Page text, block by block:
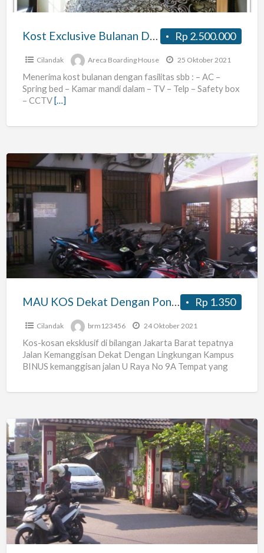
Jakarta
Rp 2.500.000
Kost Exclusive Bulanan Di Pondok Labu Jakarta Selatan
Cilandak Areca Boarding House 25 Oktober 2021
Menerima kost bulanan dengan fasilitas sbb : – AC –
Spring bed – Kamar mandi dalam – TV – Telp – Safety box
– CCTV […]
MAU
KOS
Dekat
Dengan
Pondok
Indah
Mal
Dwijaya
Radio
Dalam
Rp 1.350
MAU KOS Dekat Dengan Pondok Indah Mal Hanya Dil Kos Dwijaya 4 Radio Dalam
Cilandak brm123456 24 Oktober 2021
Kos-kosan eksklusif di bilangan Jakarta Barat tepatnya
Jalan Kemanggisan Dekat Dengan Lingkungan Kampus
BINUS kemanggisan jalan U Raya No 9A Tempat yang
MAU
KOS
Dekat
Dengan
Kampus
BINUS
Hanya